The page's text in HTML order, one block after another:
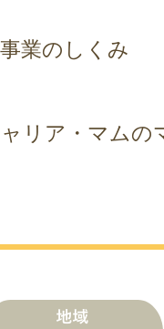
リア・マム